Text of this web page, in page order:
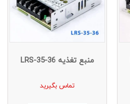
منبع تغذیه LRS-35-36
تماس بگیرید